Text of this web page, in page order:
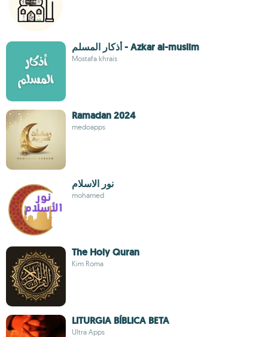
أذكار المسلم - Azkar al-muslim
Mostafa khrais
Ramadan 2024
medoapps
نور الاسلام
mohamed
The Holy Quran
Kim Roma
LITURGIA BÍBLICA BETA
Ultra Apps